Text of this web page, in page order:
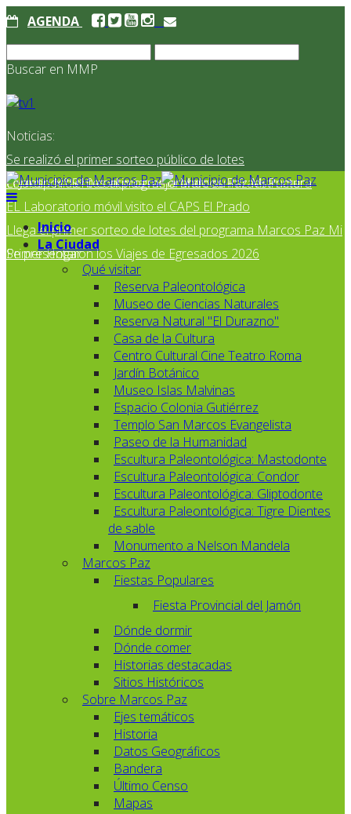
AGENDA
Buscar en MMP
Noticias:
Se realizó el primer sorteo público de lotes
correspondientes al programa Marcos Paz Mi Primer
El Jardín N° 910 continúa mejorando su infraestructura
EL Laboratorio móvil visito el CAPS El Prado
Llega el primer sorteo de lotes del programa Marcos Paz Mi
Primer Hogar
Se presentaron los Viajes de Egresados 2026
Inicio
La Ciudad
Qué visitar
Reserva Paleontológica
Museo de Ciencias Naturales
Reserva Natural "El Durazno"
Casa de la Cultura
Centro Cultural Cine Teatro Roma
Jardín Botánico
Museo Islas Malvinas
Espacio Colonia Gutiérrez
Templo San Marcos Evangelista
Paseo de la Humanidad
Escultura Paleontológica: Mastodonte
Escultura Paleontológica: Condor
Escultura Paleontológica: Gliptodonte
Escultura Paleontológica: Tigre Dientes
de sable
Monumento a Nelson Mandela
Marcos Paz
Fiestas Populares
Fiesta Provincial del Jamón
Dónde dormir
Dónde comer
Historias destacadas
Sitios Históricos
Sobre Marcos Paz
Ejes temáticos
Historia
Datos Geográficos
Bandera
Último Censo
Mapas